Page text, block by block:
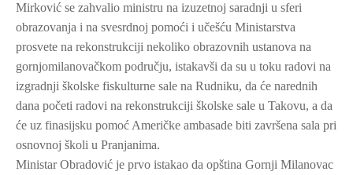
Mirković se zahvalio ministru na izuzetnoj saradnji u sferi
obrazovanja i na svesrdnoj pomoći i učešću Ministarstva
prosvete na rekonstrukciji nekoliko obrazovnih ustanova na
gornjomilanovačkom području, istakavši da su u toku radovi na
izgradnji školske fiskulturne sale na Rudniku, da će narednih
dana početi radovi na rekonstrukciji školske sale u Takovu, a da
će uz finasijsku pomoć Američke ambasade biti završena sala pri
osnovnoj školi u Pranjanima.
Ministar Obradović je prvo istakao da opština Gornji Milanovac